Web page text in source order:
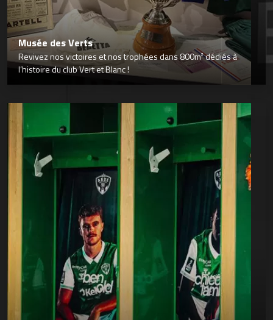
Musée des Verts
Revivez nos victoires et nos trophées dans 800m² dédiés à
l’histoire du club Vert et Blanc !